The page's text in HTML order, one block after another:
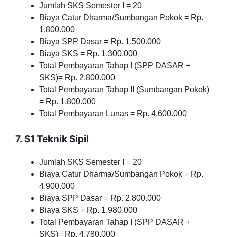
Jumlah SKS Semester I = 20
Biaya Catur Dharma/Sumbangan Pokok = Rp.
1.800.000
Biaya SPP Dasar = Rp. 1.500.000
Biaya SKS = Rp. 1.300.000
Total Pembayaran Tahap I (SPP DASAR +
SKS)= Rp. 2.800.000
Total Pembayaran Tahap II (Sumbangan Pokok)
= Rp. 1.800.000
Total Pembayaran Lunas = Rp. 4.600.000
7. S1 Teknik Sipil
Jumlah SKS Semester I = 20
Biaya Catur Dharma/Sumbangan Pokok = Rp.
4.900.000
Biaya SPP Dasar = Rp. 2.800.000
Biaya SKS = Rp. 1.980.000
Total Pembayaran Tahap I (SPP DASAR +
SKS)= Rp. 4.780.000